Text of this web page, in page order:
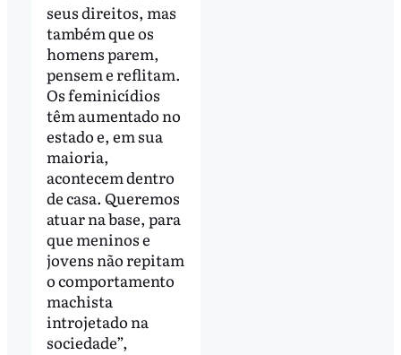
seus direitos, mas
também que os
homens parem,
pensem e reflitam.
Os feminicídios
têm aumentado no
estado e, em sua
maioria,
acontecem dentro
de casa. Queremos
atuar na base, para
que meninos e
jovens não repitam
o comportamento
machista
introjetado na
sociedade”,